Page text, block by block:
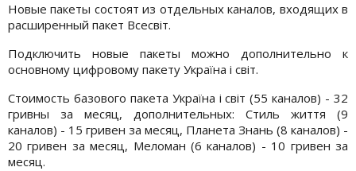
Новые пакеты состоят из отдельных каналов, входящих в
расширенный пакет Всесвіт.
Подключить новые пакеты можно дополнительно к
основному цифровому пакету Україна і світ.
Стоимость базового пакета Україна і світ (55 каналов) - 32
гривны за месяц, дополнительных: Стиль життя (9
каналов) - 15 гривен за месяц, Планета Знань (8 каналов) -
20 гривен за месяц, Меломан (6 каналов) - 10 гривен за
месяц.